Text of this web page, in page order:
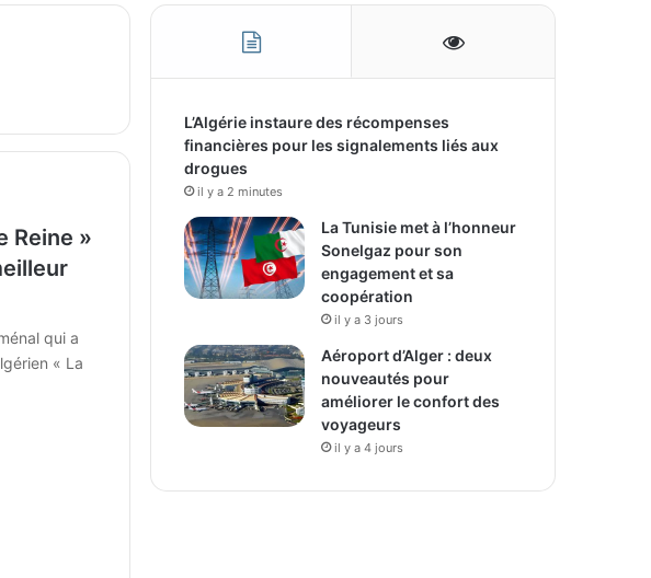
Reine »
qui a
« La
L’Algérie instaure des récompenses
financières pour les signalements liés aux
drogues
il y a 2 minutes
La Tunisie met à l’honneur
Sonelgaz pour son
engagement et sa
coopération
il y a 3 jours
Aéroport d’Alger : deux
nouveautés pour
améliorer le confort des
voyageurs
il y a 4 jours